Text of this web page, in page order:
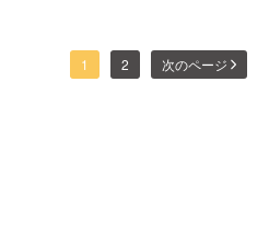
1 2 次のページ